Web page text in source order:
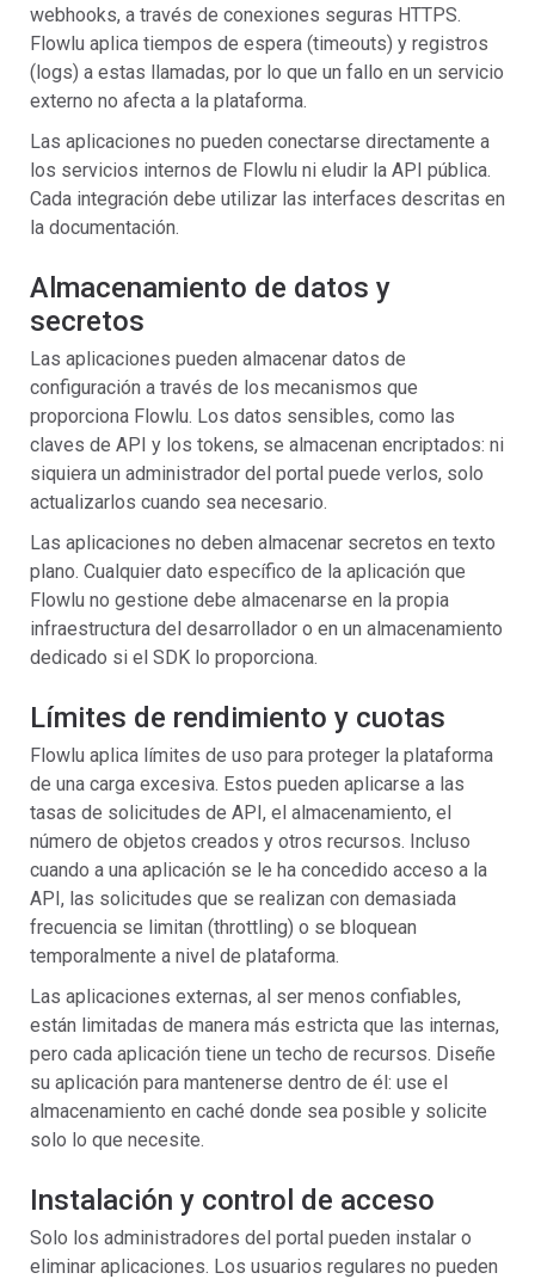
webhooks, a través de conexiones seguras HTTPS.
Flowlu aplica tiempos de espera (timeouts) y registros
(logs) a estas llamadas, por lo que un fallo en un servicio
externo no afecta a la plataforma.
Las aplicaciones no pueden conectarse directamente a
los servicios internos de Flowlu ni eludir la API pública.
Cada integración debe utilizar las interfaces descritas en
la documentación.
Almacenamiento de datos y
secretos
Las aplicaciones pueden almacenar datos de
configuración a través de los mecanismos que
proporciona Flowlu. Los datos sensibles, como las
claves de API y los tokens, se almacenan encriptados: ni
siquiera un administrador del portal puede verlos, solo
actualizarlos cuando sea necesario.
Las aplicaciones no deben almacenar secretos en texto
plano. Cualquier dato específico de la aplicación que
Flowlu no gestione debe almacenarse en la propia
infraestructura del desarrollador o en un almacenamiento
dedicado si el SDK lo proporciona.
Límites de rendimiento y cuotas
Flowlu aplica límites de uso para proteger la plataforma
de una carga excesiva. Estos pueden aplicarse a las
tasas de solicitudes de API, el almacenamiento, el
número de objetos creados y otros recursos. Incluso
cuando a una aplicación se le ha concedido acceso a la
API, las solicitudes que se realizan con demasiada
frecuencia se limitan (throttling) o se bloquean
temporalmente a nivel de plataforma.
Las aplicaciones externas, al ser menos confiables,
están limitadas de manera más estricta que las internas,
pero cada aplicación tiene un techo de recursos. Diseñe
su aplicación para mantenerse dentro de él: use el
almacenamiento en caché donde sea posible y solicite
solo lo que necesite.
Instalación y control de acceso
Solo los administradores del portal pueden instalar o
eliminar aplicaciones. Los usuarios regulares no pueden